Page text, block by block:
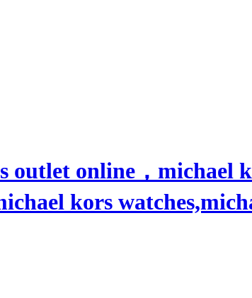
outlet online，michael
kors